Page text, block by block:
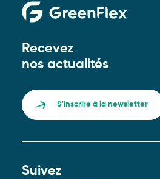
Recevez
nos actualités
S'inscrire à la newsletter
Suivez